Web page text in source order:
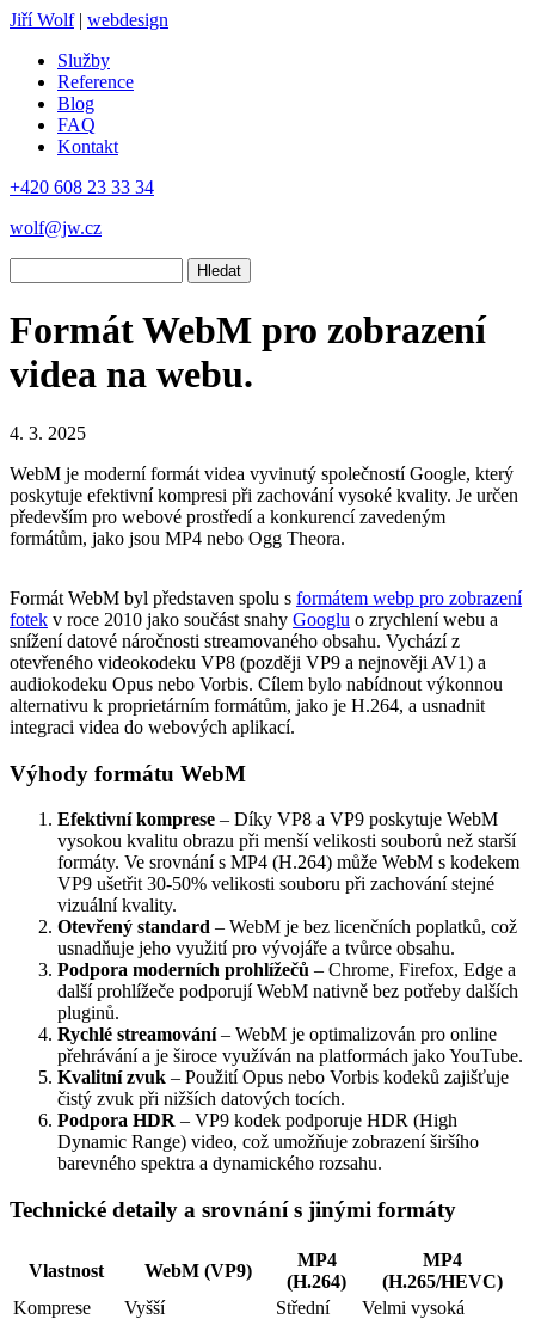
Jiří Wolf | webdesign
Služby
Reference
Blog
FAQ
Kontakt
+420 608 23 33 34
wolf@jw.cz
Formát WebM pro zobrazení
videa na webu.
4. 3. 2025
WebM je moderní formát videa vyvinutý společností Google, který
poskytuje efektivní kompresi při zachování vysoké kvality. Je určen
především pro webové prostředí a konkurencí zavedeným
formátům, jako jsou MP4 nebo Ogg Theora.
Formát WebM byl představen spolu s formátem webp pro zobrazení
fotek v roce 2010 jako součást snahy Googlu o zrychlení webu a
snížení datové náročnosti streamovaného obsahu. Vychází z
otevřeného videokodeku VP8 (později VP9 a nejnověji AV1) a
audiokodeku Opus nebo Vorbis. Cílem bylo nabídnout výkonnou
alternativu k proprietárním formátům, jako je H.264, a usnadnit
integraci videa do webových aplikací.
Výhody formátu WebM
Efektivní komprese – Díky VP8 a VP9 poskytuje WebM
vysokou kvalitu obrazu při menší velikosti souborů než starší
formáty. Ve srovnání s MP4 (H.264) může WebM s kodekem
VP9 ušetřit 30-50% velikosti souboru při zachování stejné
vizuální kvality.
Otevřený standard – WebM je bez licenčních poplatků, což
usnadňuje jeho využití pro vývojáře a tvůrce obsahu.
Podpora moderních prohlížečů – Chrome, Firefox, Edge a
další prohlížeče podporují WebM nativně bez potřeby dalších
pluginů.
Rychlé streamování– WebM je optimalizován pro online
přehrávání a je široce využíván na platformách jako YouTube.
Kvalitní zvuk – Použití Opus nebo Vorbis kodeků zajišťuje
čistý zvuk při nižších datových tocích.
Podpora HDR – VP9 kodek podporuje HDR (High
Dynamic Range) video, což umožňuje zobrazení širšího
barevného spektra a dynamického rozsahu.
Technické detaily a srovnání s jinými formáty
Vlastnost WebM (VP9)
MP4
(H.264)
MP4
(H.265/HEVC)
Komprese
Vyšší Střední
Velmi vysoká